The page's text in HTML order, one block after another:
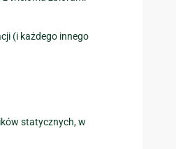
(i każdego innego
statycznych, w